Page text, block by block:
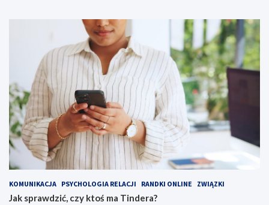
KOMUNIKACJA PSYCHOLOGIA RELACJI RANDKI ONLINE ZWIĄZKI
Jak sprawdzić, czy ktoś ma Tindera?